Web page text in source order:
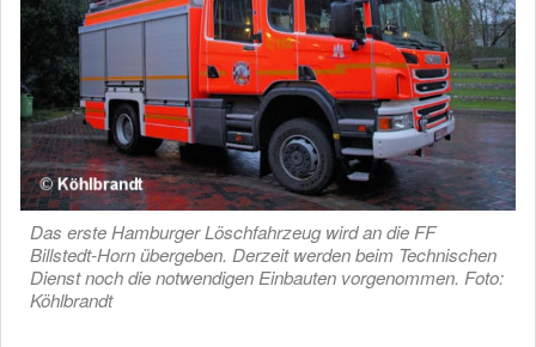
Das erste Hamburger Löschfahrzeug wird an die FF
Billstedt-Horn übergeben. Derzeit werden beim Technischen
Dienst noch die notwendigen Einbauten vorgenommen. Foto:
Köhlbrandt